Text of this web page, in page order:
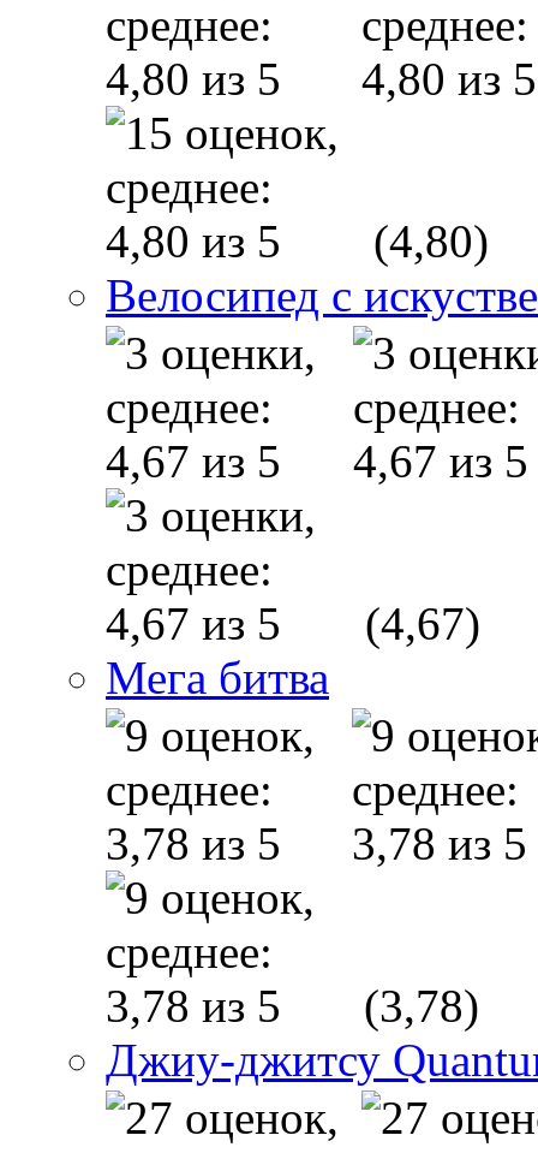
(4,80)
Велосипед с
(4,67)
Мега битва
(3,78)
Джиу-джитсу